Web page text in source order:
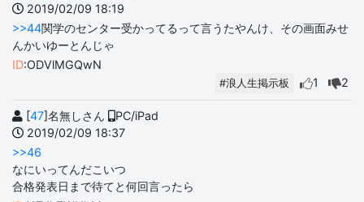
2019/02/09 18:19
>>44関学のセンター受かってるって言うたやんけ、その画面みせ
んかいゆーとんじゃ
ID:ODVlMGQwN
#浪人生掲示板 1 2
[47]名無しさん
PC/iPad
2019/02/09 18:37
>>46
なにいってんだこいつ
合格発表日まで待てと何回言ったら